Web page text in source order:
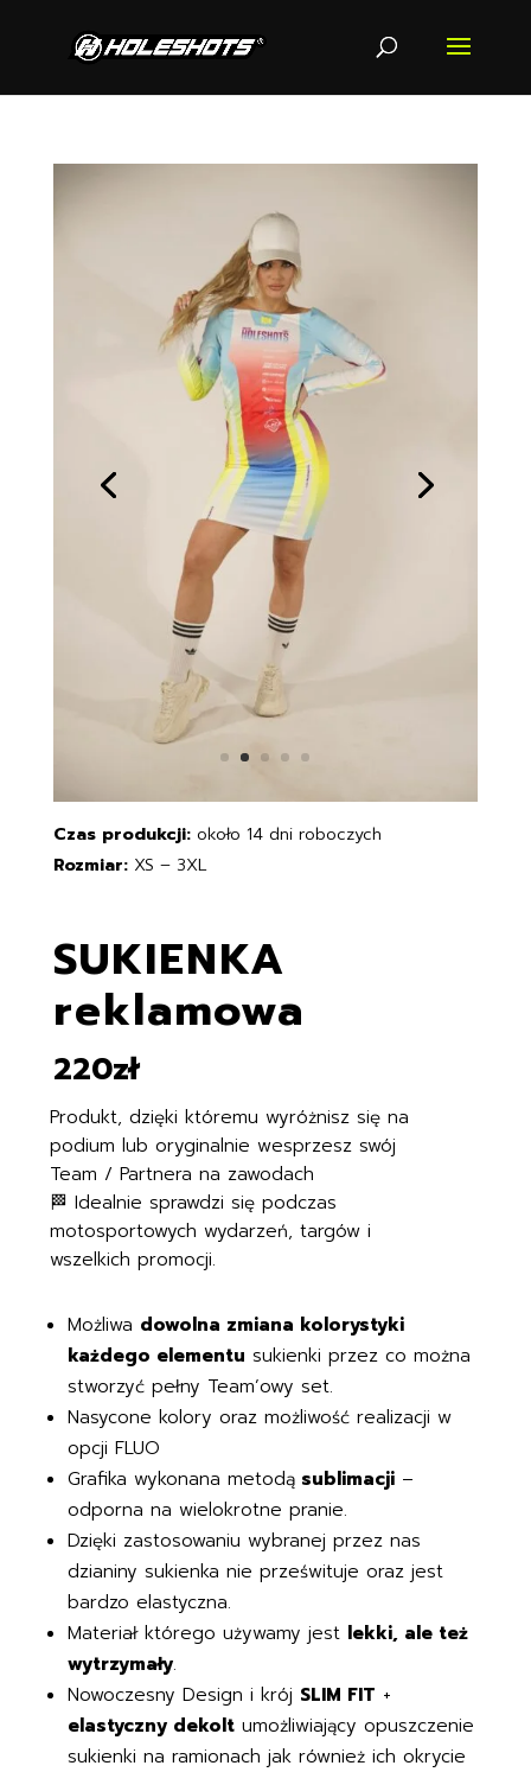
Czas produkcji:około 14 dni roboczych
Rozmiar:XS – 3XL
SUKIENKA
reklamowa
220zł
Produkt, dzięki któremu wyróżnisz się na
podium lub oryginalnie wesprzesz swój
Team / Partnera na zawodach
🏁 Idealnie sprawdzi się podczas
motosportowych wydarzeń, targów i
wszelkich promocji.
Możliwa dowolna zmiana kolorystyki
każdego elementu sukienki przez co można
stworzyć pełny Team’owy set.
Nasycone kolory oraz możliwość realizacji w
opcji FLUO
Grafika wykonana metodąsublimacji–
odporna na wielokrotne pranie.
Dzięki zastosowaniu wybranej przez nas
dzianiny sukienka nie prześwituje oraz jest
bardzo elastyczna.
Materiał którego używamy jest lekki, ale też
wytrzymały.
Nowoczesny Design i krój SLIM FIT +
elastyczny dekoltumożliwiający opuszczenie
sukienki na ramionach jak również ich okrycie